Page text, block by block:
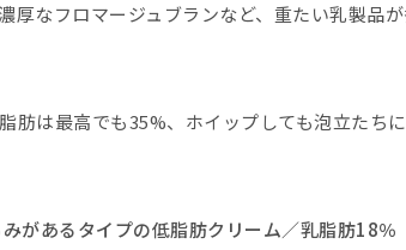
なフロマージュブランなど、重たい乳製品
肪は最高でも35%、ホイップしても泡立たち
があるタイプの低脂肪クリーム／乳脂肪18